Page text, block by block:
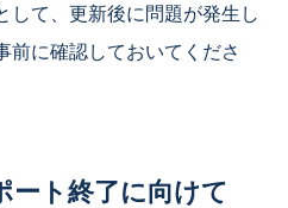
して、更新後に問題が発生し
前に確認しておいてくださ
ート終了に向けて